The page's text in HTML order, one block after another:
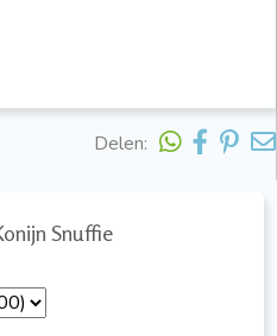
Delen:
Snuffie